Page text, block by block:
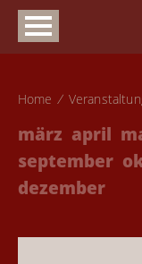
Home
märz april
september
dezember